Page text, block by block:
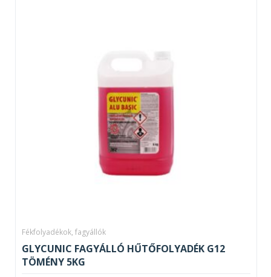
Fékfolyadékok, fagyállók
GLYCUNIC FAGYÁLLÓ HŰTŐFOLYADÉK G12
TÖMÉNY 5KG